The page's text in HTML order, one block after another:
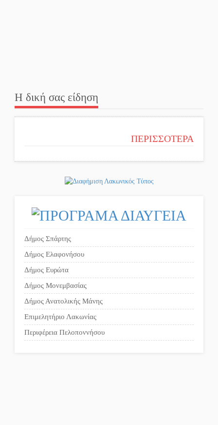
Η δική σας είδηση
ΠΕΡΙΣΣΟΤΕΡΑ
Δήμος Σπάρτης
Δήμος Ελαφονήσου
Δήμος Ευρώτα
Δήμος Μονεμβασίας
Δήμος Ανατολικής Μάνης
Επιμελητήριο Λακωνίας
Περιφέρεια Πελοποννήσου